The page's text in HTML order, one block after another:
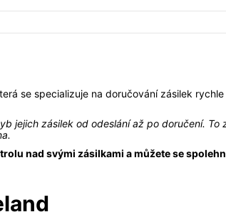
se specializuje na doručování zásilek
jejich zásilek od odeslání až po doručení.
nad svými zásilkami a můžete se